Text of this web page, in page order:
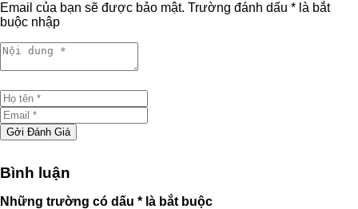
Email của bạn sẽ được bảo mật. Trường đánh dấu * là bắt
buộc nhập
Gởi Đánh Giá
Bình luận
Những trường có dấu * là bắt buộc